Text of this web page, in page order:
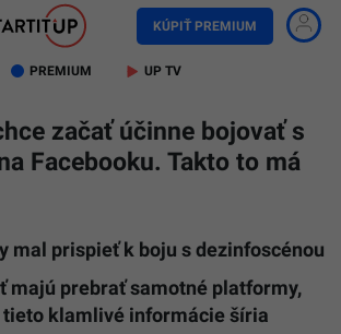
KÚPIŤ PREMIUM
PREMIUM UP TV
začať účinne bojovať s
Facebooku. Takto to má
mal prispieť k boju s dezinfoscénou
majú prebrať samotné platformy,
tieto klamlivé informácie šíria